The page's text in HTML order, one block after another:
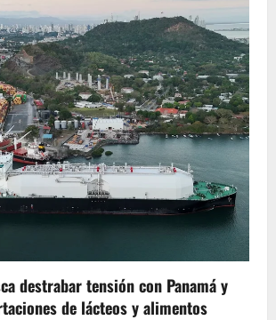
destrabar tensión con Panamá y
de lácteos y alimentos